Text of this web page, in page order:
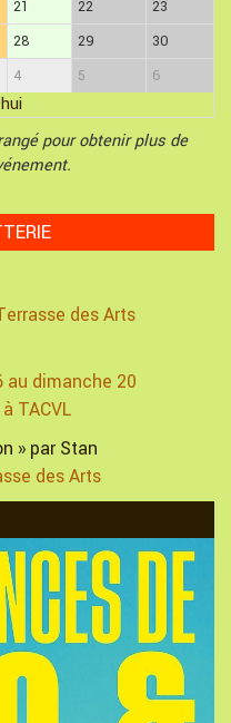
21 22
23
28 29
30
4 5 6
pour obtenir plus de
des Arts
au dimanche 20
TACVL
» par Stan
des Arts